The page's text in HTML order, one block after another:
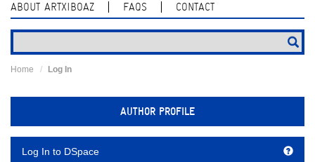
ABOUT ARTXIBOAZ FAQS CONTACT
Home Log In
AUTHOR PROFILE
Log In to DSpace